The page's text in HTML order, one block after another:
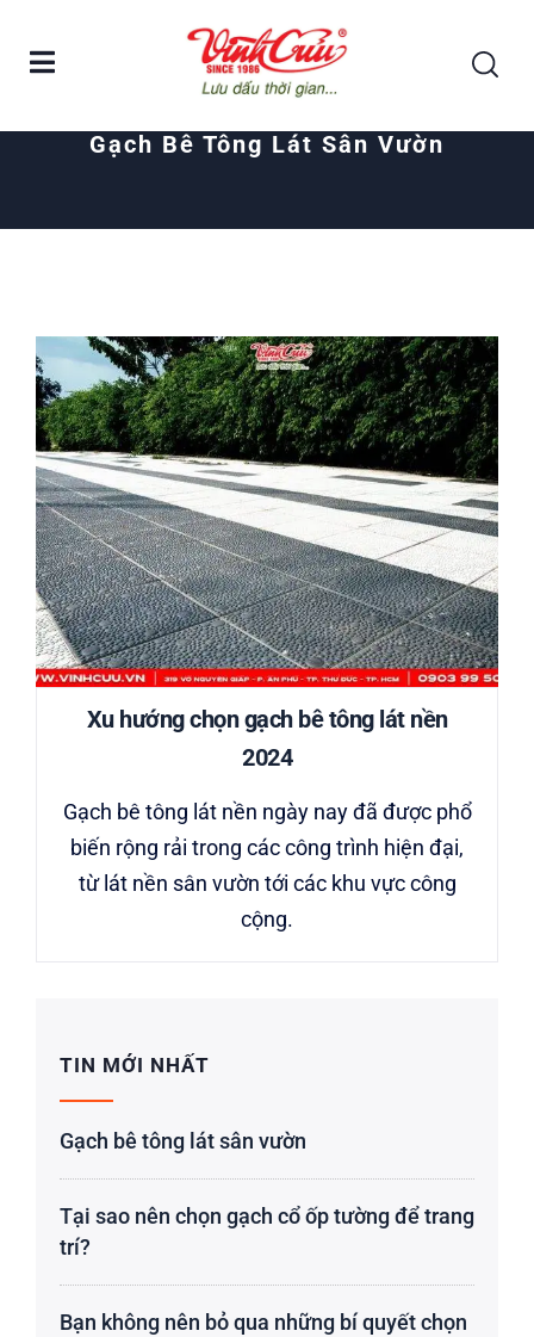
Posts tagged "gạch bê tông lát sân vườn"
Gạch Bê Tông Lát Sân Vườn
Xu hướng chọn gạch bê tông lát nền
2024
Gạch bê tông lát nền ngày nay đã được phổ
biến rộng rải trong các công trình hiện đại,
từ lát nền sân vườn tới các khu vực công
cộng.
TIN MỚI NHẤT
Gạch bê tông lát sân vườn
Tại sao nên chọn gạch cổ ốp tường để trang
trí?
Bạn không nên bỏ qua những bí quyết chọn